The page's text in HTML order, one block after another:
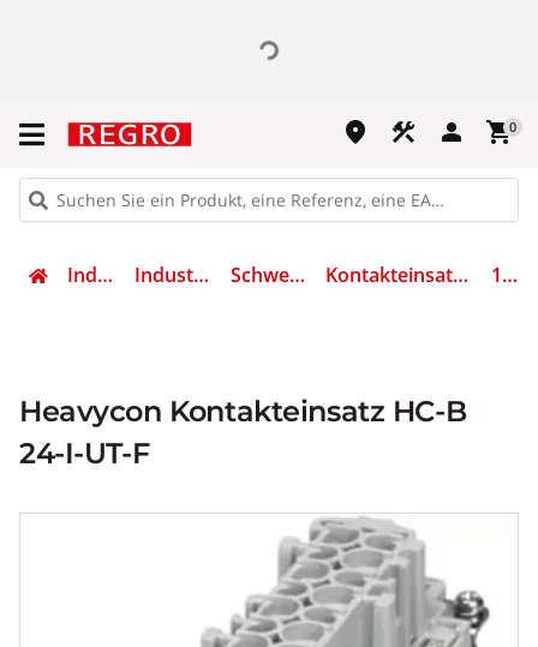
place construction person shopping_cart0
Industrietechnik Industriesteckverbinder Schwere Steckverbinder Kontakteinsatz für Industriesteckverbinder 1648306
Heavycon Kontakteinsatz HC-B
24-I-UT-F